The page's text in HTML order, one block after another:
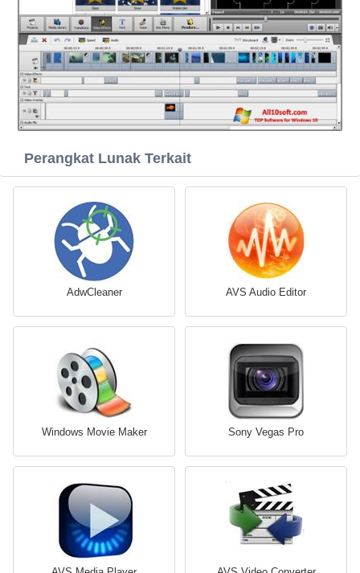
Perangkat Lunak Terkait
AdwCleaner AVS Audio Editor
Windows Movie Maker Sony Vegas Pro